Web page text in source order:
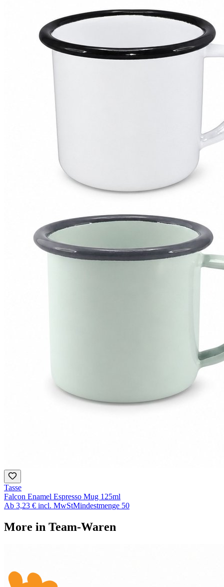
Tasse
Falcon Enamel Espresso Mug 125ml
Ab 3,23 € incl. MwStMindestmenge 50
More in Team-Waren